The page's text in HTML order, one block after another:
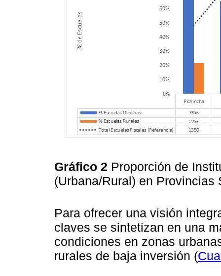
Gráfico 2 Proporción de
(Urbana/Rural) en
Para ofrecer una visión
claves se sintetizan en una
condiciones en zonas
rurales de baja inversión (